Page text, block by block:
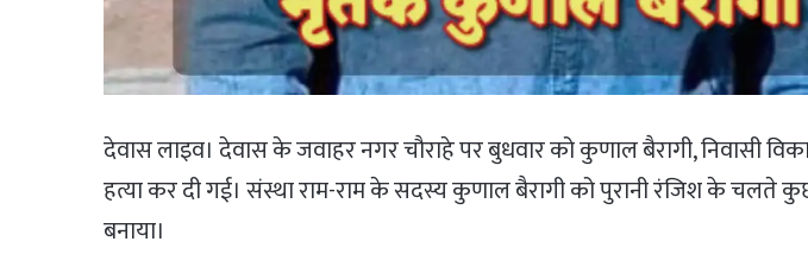
देवास लाइव। देवास के जवाहर नगर चौराहे पर बुधवार को कुणाल बैरागी, निवासी
हत्या कर दी गई। संस्था राम-राम के सदस्य कुणाल बैरागी को पुरानी रंजिश के चलते
बनाया।